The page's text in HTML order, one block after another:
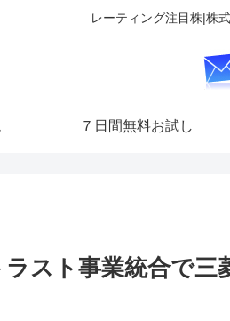
レーティング注目株|株
７日間無料お試し
スト事業統合で三